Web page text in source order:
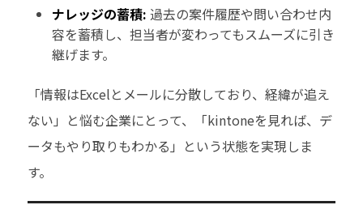
ナレッジの蓄積: 過去の案件履歴や問い合わせ内
容を蓄積し、担当者が変わってもスムーズに引き
継げます。
「情報はExcelとメールに分散しており、経緯が追え
ない」と悩む企業にとって、「kintoneを見れば、デ
ータもやり取りもわかる」という状態を実現しま
す。